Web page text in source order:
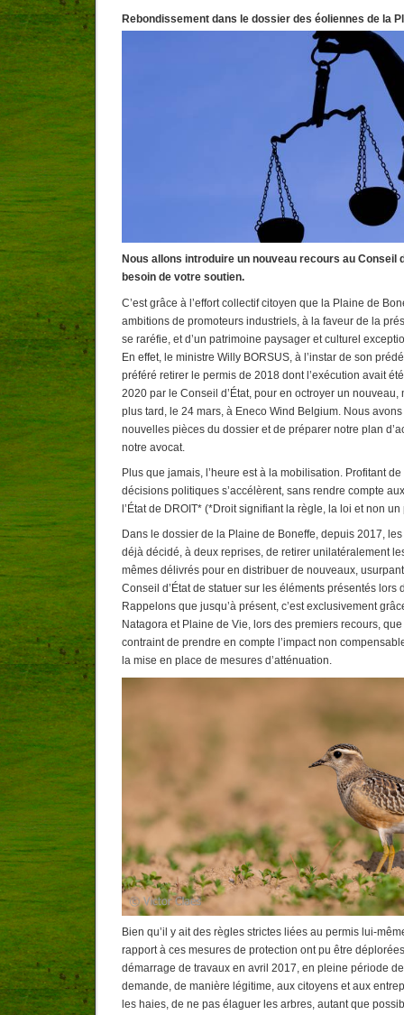
Rebondissement dans le dossier des éoliennes de la
Nous allons introduire un nouveau recours au Conseil
besoin de votre soutien.
C’est grâce à l’effort collectif citoyen que la Plaine de
ambitions de promoteurs industriels, à la faveur de la
se raréfie, et d’un patrimoine paysager et culturel
En effet, le ministre Willy BORSUS, à l’instar de son
préféré retirer le permis de 2018 dont l’exécution avait
2020 par le Conseil d’État, pour en octroyer un
plus tard, le 24 mars, à Eneco Wind Belgium. Nous
nouvelles pièces du dossier et de préparer notre plan
notre avocat.
Plus que jamais, l’heure est à la mobilisation. Profitant
décisions politiques s’accélèrent, sans rendre compte
l’État de DROIT* (*Droit signifiant la règle, la loi et non
Dans le dossier de la Plaine de Boneffe, depuis 2017,
déjà décidé, à deux reprises, de retirer unilatéralement
mêmes délivrés pour en distribuer de nouveaux,
Conseil d’État de statuer sur les éléments présentés lors
Rappelons que jusqu’à présent, c’est exclusivement
Natagora et Plaine de Vie, lors des premiers recours,
contraint de prendre en compte l’impact non
la mise en place de mesures d’atténuation.
Bien qu’il y ait des règles strictes liées au permis lui-
rapport à ces mesures de protection ont pu être
démarrage de travaux en avril 2017, en pleine période
demande, de manière légitime, aux citoyens et aux
les haies, de ne pas élaguer les arbres, autant que